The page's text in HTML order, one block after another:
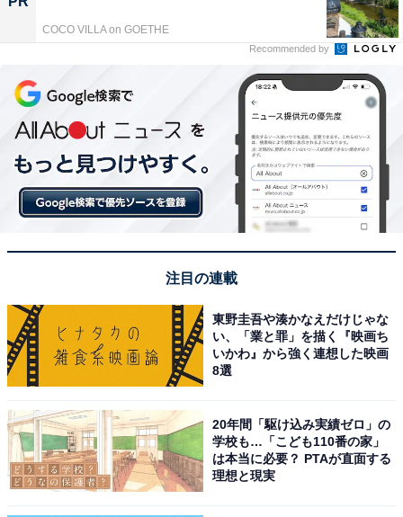
COCO VILLA on GOETHE
Recommended by
注目の連載
東野圭吾や湊かなえだけじゃな
い、「業と罪」を描く『映画ち
いかわ』から強く連想した映画
8選
20年間「駆け込み実績ゼロ」の
学校も…「こども110番の家」
は本当に必要？ PTAが直面する
理想と現実